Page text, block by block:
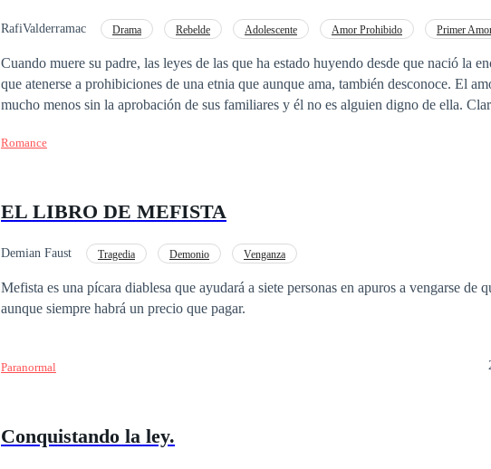
RafiValderramac Drama Rebelde Adolescente Amor Prohibido Primer
Cuando muere su padre, las leyes de las que ha estado huyendo desde que nació la
que atenerse a prohibiciones de una etnia que aunque ama, también desconoce. El
mucho menos sin la aprobación de sus familiares y él no es alguien digno de ella.
Romance
EL LIBRO DE MEFISTA
Demian Faust Tragedia Demonio Venganza
Mefista es una pícara diablesa que ayudará a siete personas en apuros a vengarse de
aunque siempre habrá un precio que pagar.
Paranormal
Conquistando la ley.